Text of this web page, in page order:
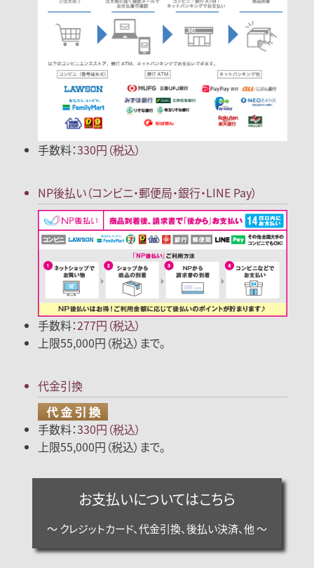
手数料：330円（税込）
NP後払い（コンビニ・郵便局・銀行・LINE Pay）
手数料：277円（税込）
上限55,000円（税込）まで。
代金引換
手数料：330円（税込）
上限55,000円（税込）まで。
お支払いについてはこちら
～ クレジットカード、代金引換、後払い決済、他 ～